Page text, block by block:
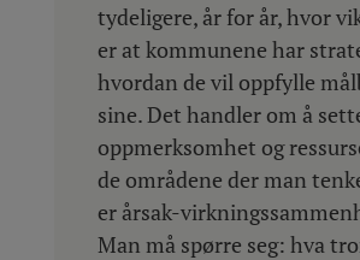
tydeligere, år for år, hvor
er at kommunene har
hvordan de vil oppfylle
sine. Det handler om å
oppmerksomhet og
de områdene der man
er årsak-
Man må spørre seg: hva